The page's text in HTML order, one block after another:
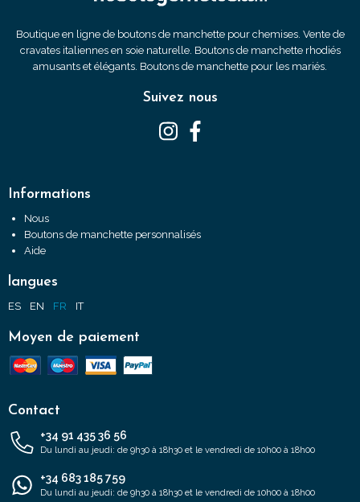
Boutique en ligne de boutons de manchette pour chemises. Vente de
cravates italiennes en soie naturelle. Boutons de manchette rhodiés
amusants et élégants. Boutons de manchette pour les mariés.
Suivez nous
Informations
Nous
Boutons de manchette personnalisés
Aide
langues
ES EN FR IT
Moyen de paiement
Contact
+34 91 435 36 56
Du lundi au jeudi: de 9h30 à 18h30 et le vendredi de 10h00 à 18h00
+34 683 185 759
Du lundi au jeudi: de 9h30 à 18h30 et le vendredi de 10h00 à 18h00